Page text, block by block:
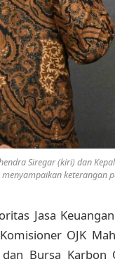
Siregar (kiri) dan
keterangan
Jasa
OJK
Bursa